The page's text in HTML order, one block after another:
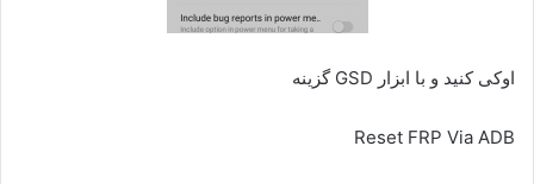
اوکی کنید و با ابزار GSD گزینه
Reset FRP Via ADB